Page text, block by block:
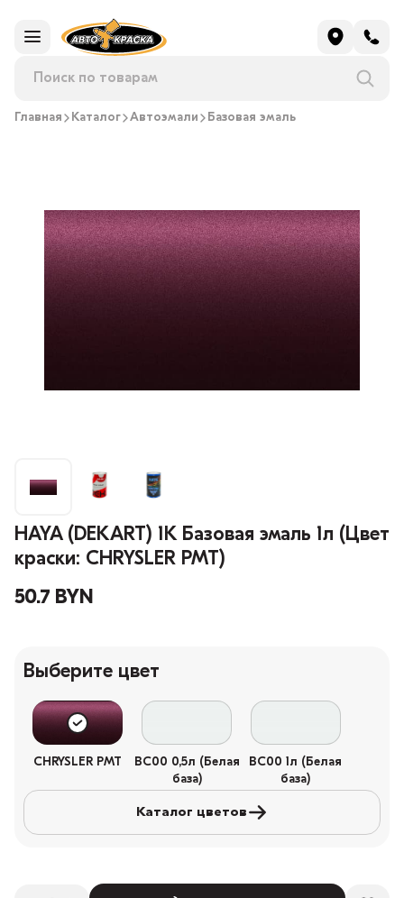
Главная Каталог Автоэмали Базовая эмаль
HAYA (DEKART) 1К Базовая эмаль 1л (Цвет
краски: CHRYSLER PMT)
50.7 BYN
Выберите цвет
CHRYSLER PMT
BC00 0,5л (Белая
база)
BC00 1л (Белая
база)
Каталог цветов